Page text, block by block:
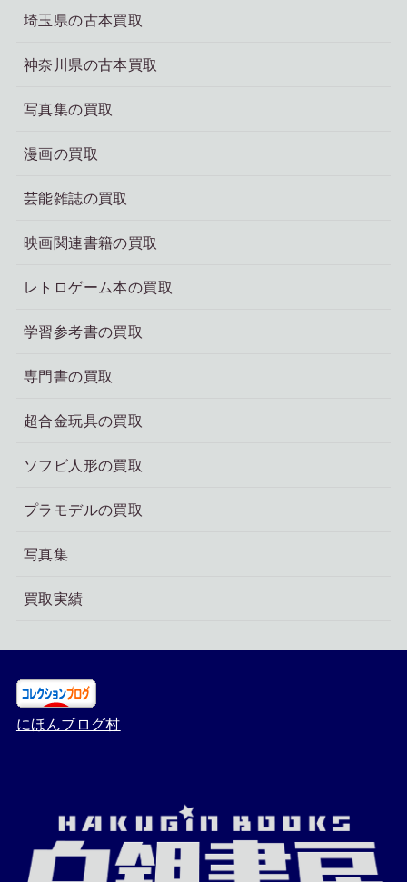
埼玉県の古本買取
神奈川県の古本買取
写真集の買取
漫画の買取
芸能雑誌の買取
映画関連書籍の買取
レトロゲーム本の買取
学習参考書の買取
専門書の買取
超合金玩具の買取
ソフビ人形の買取
プラモデルの買取
写真集
買取実績
にほんブログ村